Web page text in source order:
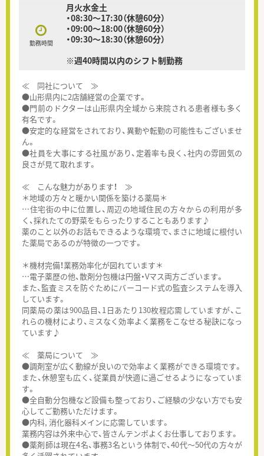
勤務時間
月火水金土
・08:30～17:30（休憩60分）
・09:00～18:00（休憩60分）
・09:30～18:30（休憩60分）
※週40時間以内のシフト制勤務
≪ 同社について ≫
●山形県内に2店舗経営の企業です。
●門前のドクターは山形県内全域から来院される患者様も多く
有名です。
●安定的な経営をされており、異動や転勤の可能性もございませ
ん。
●社員を大事にする社風があり、定着率も良く、社内の雰囲気の
良さが見て取れます。
≪ こんな魅力があります！ ≫
＊地域の方々と暖かい関係を築ける薬局＊
…住宅街の中に位置し、周辺の地域住民の方々からの利用が多
く、採れたての野菜をもらったりすることもあります♪
薬のこと以外のお話もできるような環境で、まさに地域に根付い
た薬局であるのが特徴の一つです。
＊機材完備！業務効率化が図れています＊
…電子薬歴の他、散剤分包機は円盤・Vマス両方ございます。
また、監査ミスを防ぐためにバーコード式の監査システムを導入
しています。
同薬局の薬は900品目、1日あたり130枚程応需していますが、こ
れらの機材により、ミスなく効率よく業務をこなせる秘訣になっ
ています♪
≪ 薬局について ≫
●調剤室が広く動線が良いので効率よく業務ができる環境です。
また、休憩室も広く、従業員が快適に過ごせるようになっていま
す。
●全自動分包機など設備も整っており、ご経験の少ない方でも安
心してご勤務いただけます。
●内科, 消化器科メインに応需しています。
業務内容は外来中心で、皆さんテンポよくお仕事しております。
●薬剤師は現在4名、事務3名という体制で、40代～50代の方々が